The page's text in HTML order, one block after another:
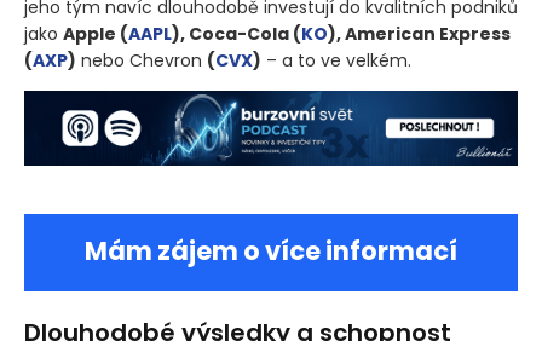
jeho tým navíc dlouhodobě investují do kvalitních podniků
jako Apple (AAPL), Coca-Cola (KO), American Express
(AXP) nebo Chevron (CVX) – a to ve velkém.
Mám zájem o více informací
Dlouhodobé výsledky a schopnost